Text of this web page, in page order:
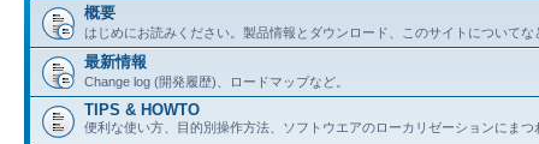
概要
はじめにお読みください。製品情報とダウンロード、このサイトについてな
最新情報
Change log (開発履歴)、ロードマップなど。
TIPS & HOWTO
便利な使い方、目的別操作方法、ソフトウエアのローカリゼーションにまつ